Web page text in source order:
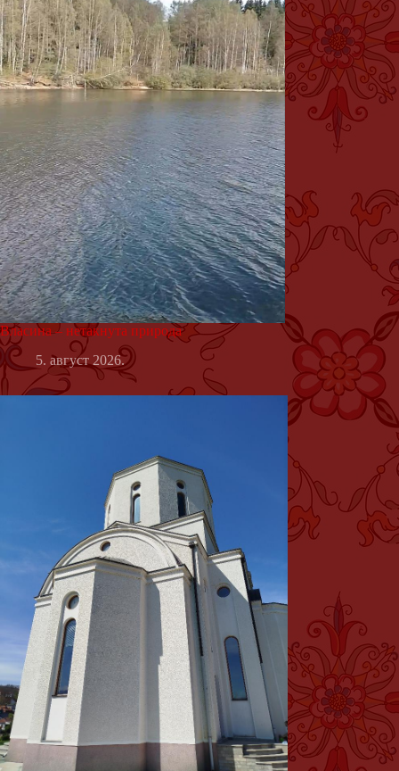
Власина – нетакнута природа
5. август 2026.